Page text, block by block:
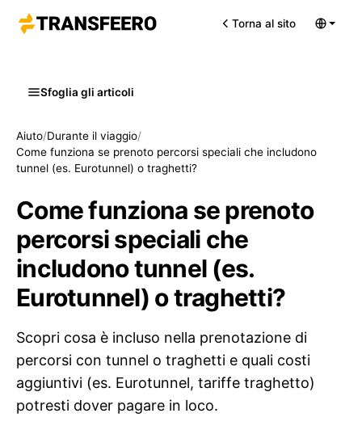
Torna al sito
Sfoglia gli articoli
Aiuto/Durante il viaggio/
Come funziona se prenoto percorsi speciali che includono
tunnel (es. Eurotunnel) o traghetti?
Come funziona se prenoto
percorsi speciali che
includono tunnel (es.
Eurotunnel) o traghetti?
Scopri cosa è incluso nella prenotazione di
percorsi con tunnel o traghetti e quali costi
aggiuntivi (es. Eurotunnel, tariffe traghetto)
potresti dover pagare in loco.